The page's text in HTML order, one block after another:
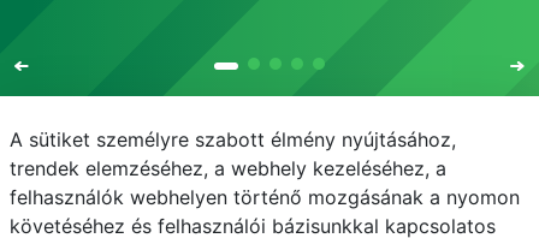
E-mail Telefonkönyv NEPTUN E-learning
A sütiket személyre szabott élmény nyújtásához,
trendek elemzéséhez, a webhely kezeléséhez, a
felhasználók webhelyen történő mozgásának a nyomon
követéséhez és felhasználói bázisunkkal kapcsolatos